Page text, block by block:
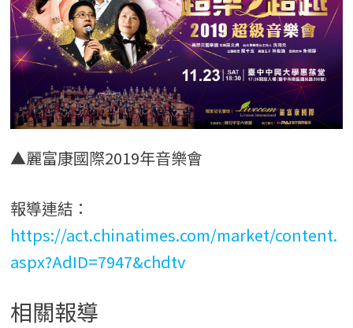
▲麗富康國際2019年音樂會
報導連結：
https://act.chinatimes.com/market/content.
aspx?AdID=7947&chdtv
相關報導